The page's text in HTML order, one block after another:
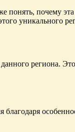
понять, почему эта
уникального
региона.